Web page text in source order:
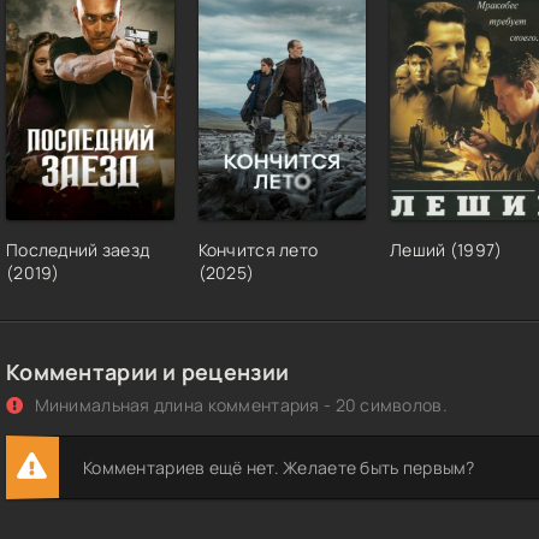
Последний заезд
(2019)
Кончится лето
(2025)
Леший (1997)
Комментарии и рецензии
Минимальная длина комментария - 20 символов.
Комментариев ещё нет. Желаете быть первым?